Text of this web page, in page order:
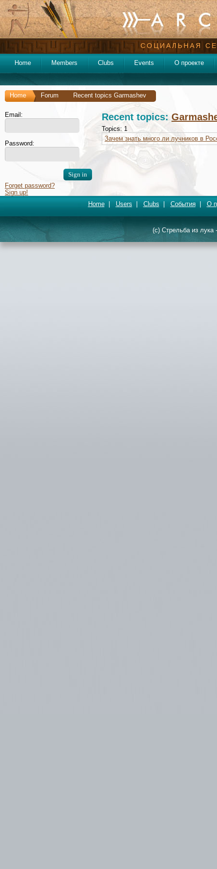
СОЦИАЛЬНАЯ
Home Members Clubs Events О проекте
Home Forum Recent topics Garmashev
Email:
Password:
Forget password?
Sign up!
Recent topics:
Topics: 1
Зачем знать много ли лучников в
Home| Users Clubs События| О
(c) Стрельба из лука